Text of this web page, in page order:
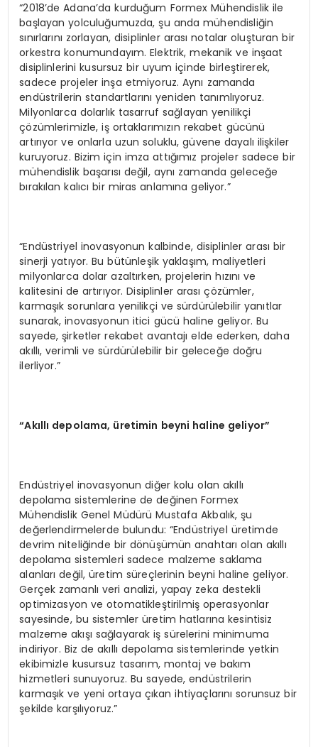
“2018’de Adana’da kurduğum Formex Mühendislik ile
başlayan yolculuğumuzda, şu anda mühendisliğin
sınırlarını zorlayan, disiplinler arası notalar oluşturan bir
orkestra konumundayım. Elektrik, mekanik ve inşaat
disiplinlerini kusursuz bir uyum içinde birleştirerek,
sadece projeler inşa etmiyoruz. Aynı zamanda
endüstrilerin standartlarını yeniden tanımlıyoruz.
Milyonlarca dolarlık tasarruf sağlayan yenilikçi
çözümlerimizle, iş ortaklarımızın rekabet gücünü
artırıyor ve onlarla uzun soluklu, güvene dayalı ilişkiler
kuruyoruz. Bizim için imza attığımız projeler sadece bir
mühendislik başarısı değil, aynı zamanda geleceğe
bırakılan kalıcı bir miras anlamına geliyor.”
“Endüstriyel inovasyonun kalbinde, disiplinler arası bir
sinerji yatıyor. Bu bütünleşik yaklaşım, maliyetleri
milyonlarca dolar azaltırken, projelerin hızını ve
kalitesini de artırıyor. Disiplinler arası çözümler,
karmaşık sorunlara yenilikçi ve sürdürülebilir yanıtlar
sunarak, inovasyonun itici gücü haline geliyor. Bu
sayede, şirketler rekabet avantajı elde ederken, daha
akıllı, verimli ve sürdürülebilir bir geleceğe doğru
ilerliyor.”
“Akıllı depolama, üretimin beyni haline geliyor”
Endüstriyel inovasyonun diğer kolu olan akıllı
depolama sistemlerine de değinen Formex
Mühendislik Genel Müdürü Mustafa Akbalık, şu
değerlendirmelerde bulundu: “Endüstriyel üretimde
devrim niteliğinde bir dönüşümün anahtarı olan akıllı
depolama sistemleri sadece malzeme saklama
alanları değil, üretim süreçlerinin beyni haline geliyor.
Gerçek zamanlı veri analizi, yapay zeka destekli
optimizasyon ve otomatikleştirilmiş operasyonlar
sayesinde, bu sistemler üretim hatlarına kesintisiz
malzeme akışı sağlayarak iş sürelerini minimuma
indiriyor. Biz de akıllı depolama sistemlerinde yetkin
ekibimizle kusursuz tasarım, montaj ve bakım
hizmetleri sunuyoruz. Bu sayede, endüstrilerin
karmaşık ve yeni ortaya çıkan ihtiyaçlarını sorunsuz bir
şekilde karşılıyoruz.”